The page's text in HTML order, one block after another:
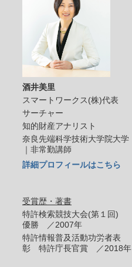
酒井美里
スマートワークス(株)代表
サーチャー
知的財産アナリスト
奈良先端科学技術大学院大学
｜非常勤講師
詳細プロフィールはこちら
受賞歴・著書
特許検索競技大会(第１回)
優勝 ／2007年
特許情報普及活動功労者表
彰 特許庁長官賞 ／2018年